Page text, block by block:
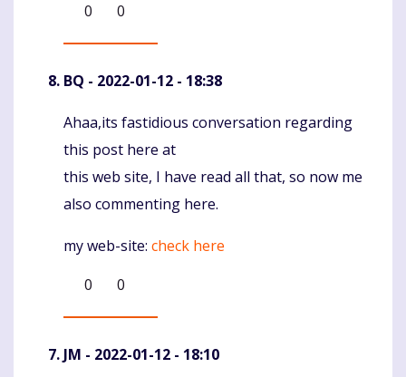
0
0
BQ - 2022-01-12 - 18:38
Komentaras
Ahaa,its fastidious conversation regarding
this post here at
this web site, I have read all that, so now me
also commenting here.
my web-site: check here
0
0
JM - 2022-01-12 - 18:10